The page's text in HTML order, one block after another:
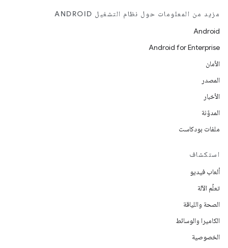
مزيد من المعلومات حول نظام التشغيل ANDROID
Android
Android for Enterprise
الأمان
المصدر
الأخبار
المدوّنة
ملفات بودكاست
استكشاف
ألعاب فيديو
تعلُم الآلة
الصحة واللياقة
الكاميرا والوسائط
الخصوصية